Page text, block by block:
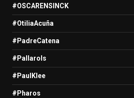
#OSCARENSINCK
#OtiliaAcuña
#PadreCatena
#Pallarols
#PaulKlee
#Pharos